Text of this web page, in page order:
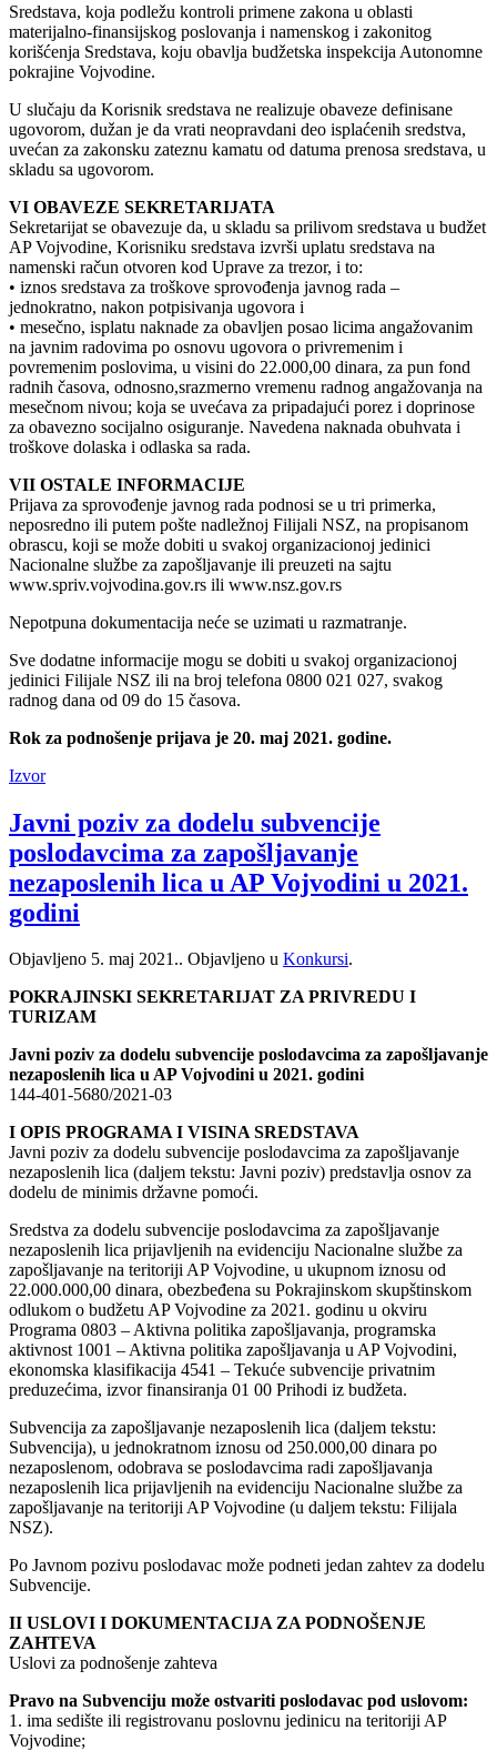
Sredstava, koja podležu kontroli primene zakona u oblasti
materijalno-finansijskog poslovanja i namenskog i zakonitog
korišćenja Sredstava, koju obavlja budžetska inspekcija Autonomne
pokrajine Vojvodine.
U slučaju da Korisnik sredstava ne realizuje obaveze definisane
ugovorom, dužan je da vrati neopravdani deo isplaćenih sredstva,
uvećan za zakonsku zateznu kamatu od datuma prenosa sredstava, u
skladu sa ugovorom.
VI OBAVEZE SEKRETARIJATA
Sekretarijat se obavezuje da, u skladu sa prilivom sredstava u budžet
AP Vojvodine, Korisniku sredstava izvrši uplatu sredstava na
namenski račun otvoren kod Uprave za trezor, i to:
• iznos sredstava za troškove sprovođenja javnog rada –
jednokratno, nakon potpisivanja ugovora i
• mesečno, isplatu naknade za obavljen posao licima angažovanim
na javnim radovima po osnovu ugovora o privremenim i
povremenim poslovima, u visini do 22.000,00 dinara, za pun fond
radnih časova, odnosno,srazmerno vremenu radnog angažovanja na
mesečnom nivou; koja se uvećava za pripadajući porez i doprinose
za obavezno socijalno osiguranje. Navedena naknada obuhvata i
troškove dolaska i odlaska sa rada.
VII OSTALE INFORMACIJE
Prijava za sprovođenje javnog rada podnosi se u tri primerka,
neposredno ili putem pošte nadležnoj Filijali NSZ, na propisanom
obrascu, koji se može dobiti u svakoj organizacionoj jedinici
Nacionalne službe za zapošljavanje ili preuzeti na sajtu
www.spriv.vojvodina.gov.rs ili www.nsz.gov.rs
Nepotpuna dokumentacija neće se uzimati u razmatranje.
Sve dodatne informacije mogu se dobiti u svakoj organizacionoj
jedinici Filijale NSZ ili na broj telefona 0800 021 027, svakog
radnog dana od 09 do 15 časova.
Rok za podnošenje prijava je 20. maj 2021. godine.
Izvor
Javni poziv za dodelu subvencije
poslodavcima za zapošljavanje
nezaposlenih lica u AP Vojvodini u 2021.
godini
Objavljeno 5. maj 2021.. Objavljeno u Konkursi.
POKRAJINSKI SEKRETARIJAT ZA PRIVREDU I
TURIZAM
Javni poziv za dodelu subvencije poslodavcima za zapošljavanje
nezaposlenih lica u AP Vojvodini u 2021. godini
144-401-5680/2021-03
I OPIS PROGRAMA I VISINA SREDSTAVA
Javni poziv za dodelu subvencije poslodavcima za zapošljavanje
nezaposlenih lica (daljem tekstu: Javni poziv) predstavlja osnov za
dodelu de minimis državne pomoći.
Sredstva za dodelu subvencije poslodavcima za zapošljavanje
nezaposlenih lica prijavljenih na evidenciju Nacionalne službe za
zapošljavanje na teritoriji AP Vojvodine, u ukupnom iznosu od
22.000.000,00 dinara, obezbeđena su Pokrajinskom skupštinskom
odlukom o budžetu AP Vojvodine za 2021. godinu u okviru
Programa 0803 – Aktivna politika zapošljavanja, programska
aktivnost 1001 – Aktivna politika zapošljavanja u AP Vojvodini,
ekonomska klasifikacija 4541 – Tekuće subvencije privatnim
preduzećima, izvor finansiranja 01 00 Prihodi iz budžeta.
Subvencija za zapošljavanje nezaposlenih lica (daljem tekstu:
Subvencija), u jednokratnom iznosu od 250.000,00 dinara po
nezaposlenom, odobrava se poslodavcima radi zapošljavanja
nezaposlenih lica prijavljenih na evidenciju Nacionalne službe za
zapošljavanje na teritoriji AP Vojvodine (u daljem tekstu: Filijala
NSZ).
Po Javnom pozivu poslodavac može podneti jedan zahtev za dodelu
Subvencije.
II USLOVI I DOKUMENTACIJA ZA PODNOŠENJE
ZAHTEVA
Uslovi za podnošenje zahteva
Pravo na Subvenciju može ostvariti poslodavac pod uslovom:
1. ima sedište ili registrovanu poslovnu jedinicu na teritoriji AP
Vojvodine;